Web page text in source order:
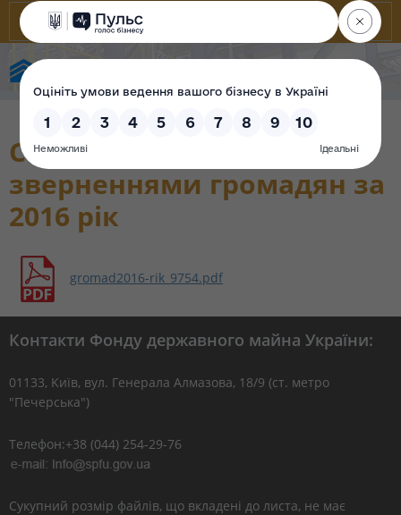
Стан роботи зі
зверненнями громадян за
2016 рік
gromad2016-rik_9754.pdf
Контакти Фонду державного майна України:
01133, Kиїв, вул. Генерала Алмазова, 18/9 (ст. метро
"Печерська")
Телефон:+38 (044) 254-29-76
Сукупний розмір файлів, що вкладені до листа, не має